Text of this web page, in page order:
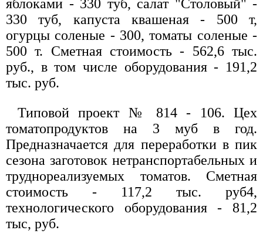
яблоками - 330 туб, салат "Столовый" -
330 туб, капуста квашеная - 500 т,
огурцы соленые - 300, томаты соленые -
500 т. Сметная стоимость - 562,6 тыс.
руб., в том числе оборудования - 191,2
тыс. руб.
Типовой проект № 814 - 106. Цех
томатопродуктов на 3 муб в год.
Предназначается для переработки в пик
сезона заготовок нетранспортабельных и
труднореализуемых томатов. Сметная
стоимость - 117,2 тыс. руб4,
технологического оборудования - 81,2
тыс, руб.